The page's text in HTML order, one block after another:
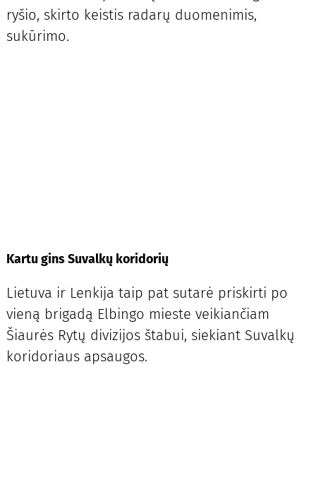
ryšio, skirto keistis radarų duomenimis,
sukūrimo.
Kartu gins Suvalkų koridorių
Lietuva ir Lenkija taip pat sutarė priskirti po
vieną brigadą Elbingo mieste veikiančiam
Šiaurės Rytų divizijos štabui, siekiant Suvalkų
koridoriaus apsaugos.